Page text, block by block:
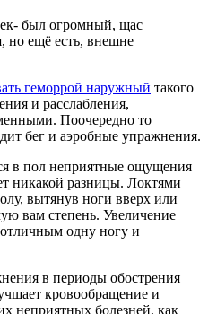
был огромный, щас
но ещё есть, внешне
геморрой наружный такого
и расслабления,
Поочередно то
бег и аэробные упражнения.
в пол неприятные ощущения
никакой разницы. Локтями
вытянув ноги вверх или
вам степень. Увеличение
одну ногу и
в периоды обострения
кровообращение и
неприятных болезней, как